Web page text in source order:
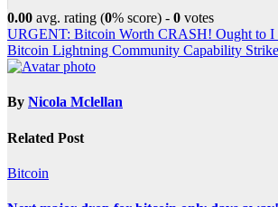
0.00 avg. rating (0% score) - 0 votes
Post
navigation
URGENT: Bitcoin Worth CRASH! Ought to
Bitcoin Lightning Community Capability
By Nicola Mclellan
Related Post
Bitcoin